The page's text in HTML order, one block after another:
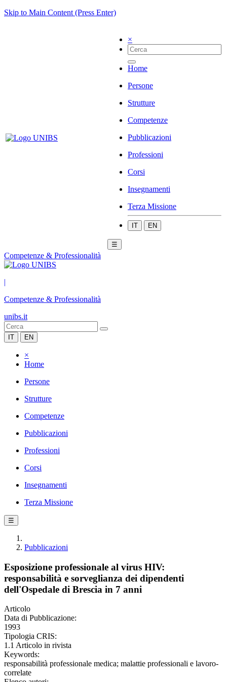
Skip to Main Content (Press Enter)
×
Home
Persone
Strutture
Competenze
Pubblicazioni
Professioni
Corsi
Insegnamenti
Terza Missione
IT EN
☰
Competenze & Professionalità
|
Competenze & Professionalità
unibs.it
IT EN
×
Home
Persone
Strutture
Competenze
Pubblicazioni
Professioni
Corsi
Insegnamenti
Terza Missione
☰
Pubblicazioni
Esposizione professionale al virus HIV:
responsabilità e sorveglianza dei dipendenti
dell'Ospedale di Brescia in 7 anni
Articolo
Data di Pubblicazione:
1993
Tipologia CRIS:
1.1 Articolo in rivista
Keywords:
responsabilità professionale medica; malattie professionali e lavoro-
correlate